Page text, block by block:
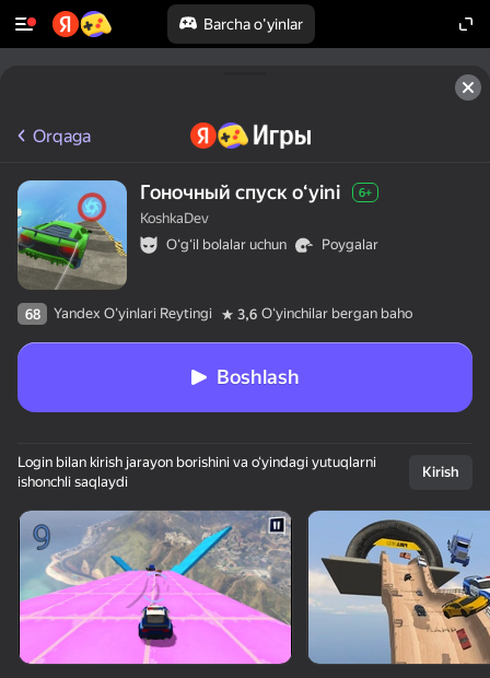
Barcha o'yinlar
Qurilmani aylantiring
O‘yinlar faqat gorizontal
oriyentatsiyasida ishlaydi
Orqaga
Гоночный спуск oʻyini 6+
KoshkaDev
Oʻgʻil bolalar uchun
Poygalar
68 Yandex O'yinlari Reytingi 3,6 Oʻyinchilar bergan baho
Boshlash
Login bilan kirish jarayon borishini va o‘yindagi yutuqlarni
ishonchli saqlaydi
Kirish